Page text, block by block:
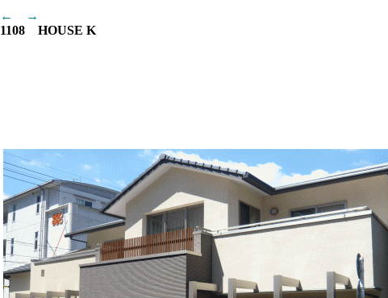
←
→
1108 HOUSE K